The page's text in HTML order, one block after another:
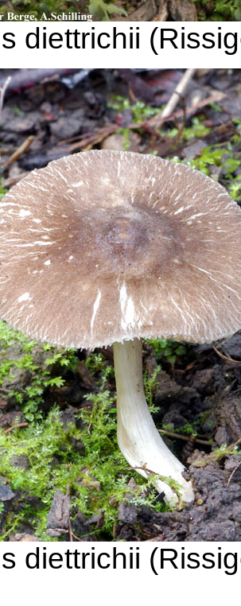
diettrichii
diettrichii